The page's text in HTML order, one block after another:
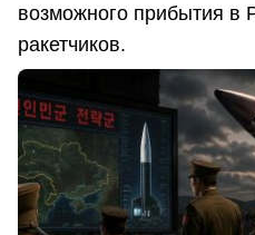
возможного прибытия в
ракетчиков.